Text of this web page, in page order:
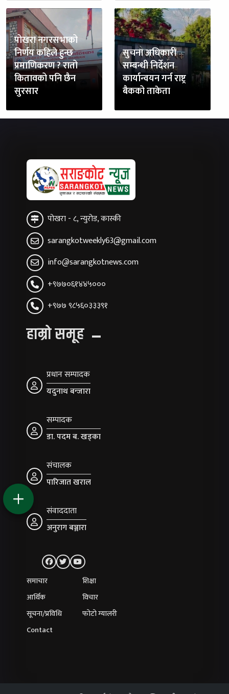
पोखरा नगरसभाको
निर्णय कहिले हुन्छ
प्रमाणिकरण ? रातो
कितावको पनि छैन
सुरसार
सुचना अधिकारी
सम्बन्धी निर्देशन
कार्यान्वयन गर्न राष्ट्र
बैकको ताकेता
पोखरा - ८, न्युरोड, कास्की
sarangkotweekly63@gmail.com
info@sarangkotnews.com
+९७७०६१४४५०००
+९७७ ९८५६०३३३९१
हाम्रो समूह
प्रधान सम्पादक
यदुनाथ बन्जारा
सम्पादक
डा. पदम ब. खड्का
संचालक
पारिजात खराल
संवाददाता
अनुराग बञ्जारा
समाचार
शिक्षा
आर्थिक
विचार
सूचना/प्रविधि
फोटो ग्यालरी
Contact